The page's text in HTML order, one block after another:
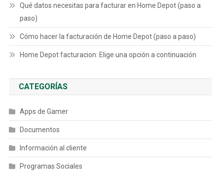
Qué datos necesitas para facturar en Home Depot (paso a
paso)
Cómo hacer la facturación de Home Depot (paso a paso)
Home Depot facturacion: Elige una opción a continuación
CATEGORÍAS
Apps de Gamer
Documentos
Información al cliente
Programas Sociales